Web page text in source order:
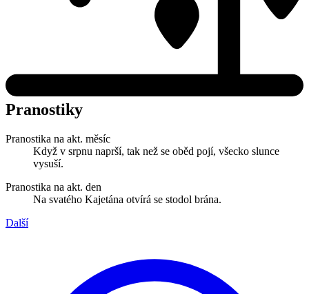
Pranostiky
Pranostika na akt. měsíc
Když v srpnu naprší, tak než se oběd pojí, všecko slunce
vysuší.
Pranostika na akt. den
Na svatého Kajetána otvírá se stodol brána.
Další